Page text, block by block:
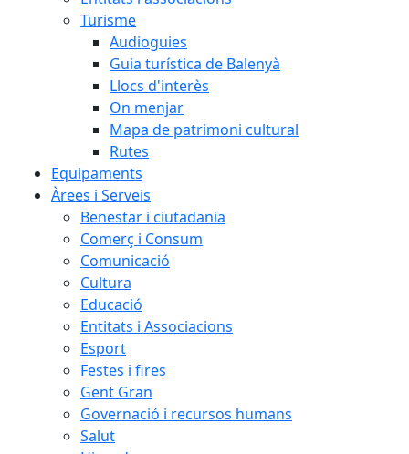
Turisme
Audioguies
Guia turística de Balenyà
Llocs d'interès
On menjar
Mapa de patrimoni cultural
Rutes
Equipaments
Àrees i Serveis
Benestar i ciutadania
Comerç i Consum
Comunicació
Cultura
Educació
Entitats i Associacions
Esport
Festes i fires
Gent Gran
Governació i recursos humans
Salut